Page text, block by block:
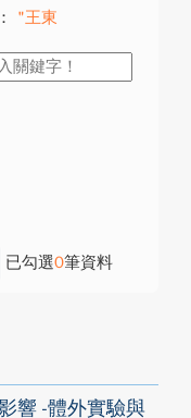
"王東
已勾選0筆資料
響 -體外實驗與